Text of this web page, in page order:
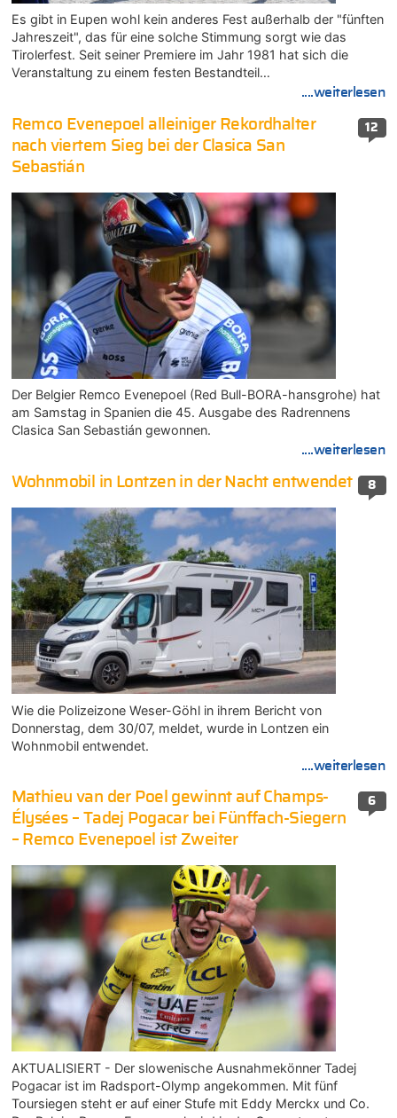
Es gibt in Eupen wohl kein anderes Fest außerhalb der "fünften
Jahreszeit", das für eine solche Stimmung sorgt wie das
Tirolerfest. Seit seiner Premiere im Jahr 1981 hat sich die
Veranstaltung zu einem festen Bestandteil…
....weiterlesen
12
Remco Evenepoel alleiniger Rekordhalter
nach viertem Sieg bei der Clasica San
Sebastián
Der Belgier Remco Evenepoel (Red Bull-BORA-hansgrohe) hat
am Samstag in Spanien die 45. Ausgabe des Radrennens
Clasica San Sebastián gewonnen.
....weiterlesen
8
Wohnmobil in Lontzen in der Nacht entwendet
Wie die Polizeizone Weser-Göhl in ihrem Bericht von
Donnerstag, dem 30/07, meldet, wurde in Lontzen ein
Wohnmobil entwendet.
....weiterlesen
6
Mathieu van der Poel gewinnt auf Champs-
Élysées – Tadej Pogacar bei Fünffach-Siegern
– Remco Evenepoel ist Zweiter
AKTUALISIERT - Der slowenische Ausnahmekönner Tadej
Pogacar ist im Radsport-Olymp angekommen. Mit fünf
Toursiegen steht er auf einer Stufe mit Eddy Merckx und Co.